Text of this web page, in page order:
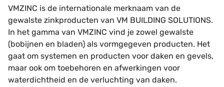
VMZINC is de internationale merknaam van de
gewalste zinkproducten van VM BUILDING SOLUTIONS.
In het gamma van VMZINC vind je zowel gewalste
(bobijnen en bladen) als vormgegeven producten. Het
gaat om systemen en producten voor daken en gevels,
maar ook om toebehoren en afwerkingen voor
waterdichtheid en de verluchting van daken.